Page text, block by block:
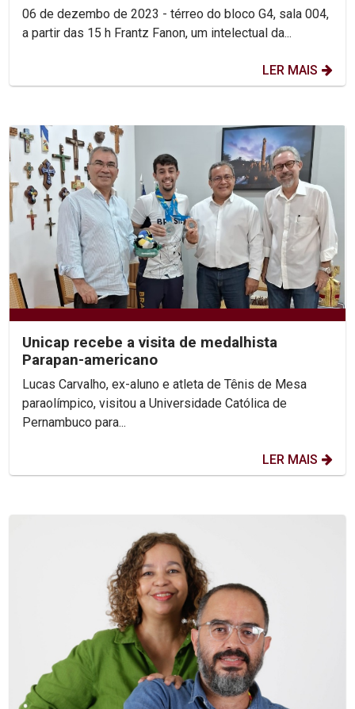
06 de dezembo de 2023 - térreo do bloco G4, sala 004,
a partir das 15 h Frantz Fanon, um intelectual da...
LER MAIS
Unicap recebe a visita de medalhista
Parapan-americano
Lucas Carvalho, ex-aluno e atleta de Tênis de Mesa
paraolímpico, visitou a Universidade Católica de
Pernambuco para...
LER MAIS